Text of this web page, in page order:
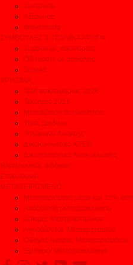
Συνεργεία
Αξεσουάρ
Φανοποιεία
ΣΥΜΒΟΥΛΕΣ & ΤΕΧΝΙΚΑ ΑΡΘΡΑ
Συμβουλές οικονομίας
Οδηγείστε με ασφάλεια
Τεχνικά
ΧΡΗΣΙΜΑ
Τέλη κυκλοφορίας 2026
Τεκμήρια 2026
Μεταβίβαση αυτοκινήτου
Τιμές Διοδίων
Τηλέφωνα Ανάγκης
Δικαιολογητικά ΚΤΕΟ
Δικαιολογητικά Ανακύκλωσης
Ηλεκτρονικές εκδόσεις
Επικοινωνία
ΜΕΤΑΧΕΙΡΙΣΜΕΝΟ
Μεταχειρισμένα μέχρι και 35%
Αναζήτηση μεταχειρισμένου
Δοκιμές Μεταχειρισμένων
Αγοράζοντας Μεταχειρισμένο
Οδηγός Αγοράς Μεταχειρισμένου
Έμποροι Μεταχειρισμένων